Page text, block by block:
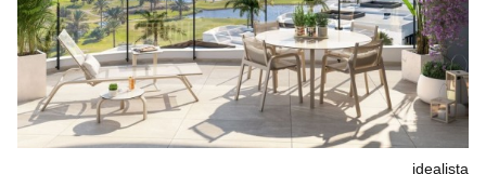
idealista